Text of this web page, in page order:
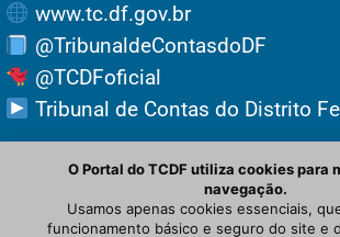
www.tc.df.gov.br
@TribunaldeContasdoDF
@TCDFoficial
Tribunal de Contas do Distrito
O Portal do TCDF utiliza cookies para
navegação.
Usamos apenas cookies essenciais,
funcionamento básico e seguro do site e